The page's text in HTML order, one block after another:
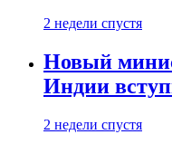
2 недели спустя
Новый
Индии
2 недели спустя